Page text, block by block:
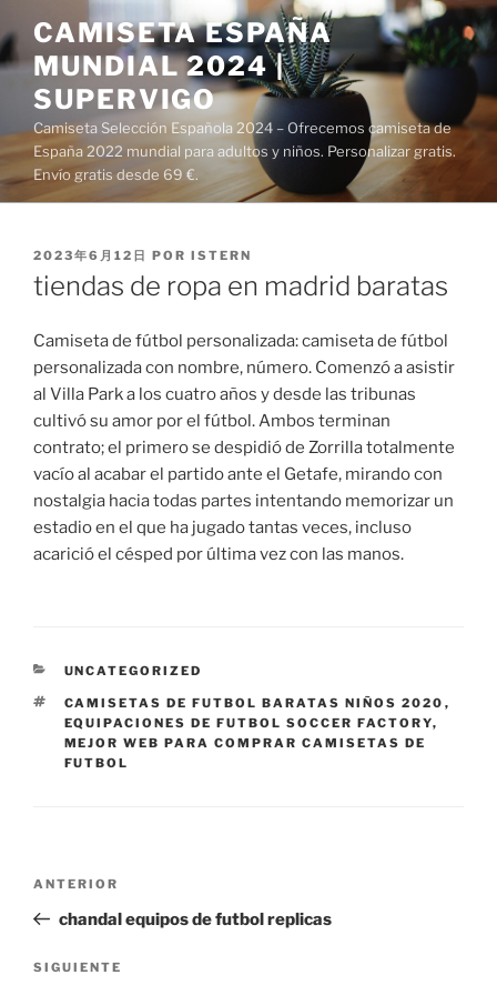
al
contenido
CAMISETA ESPAÑA
MUNDIAL 2024 |
SUPERVIGO
Camiseta Selección Española 2024 – Ofrecemos camiseta de
España 2022 mundial para adultos y niños. Personalizar gratis.
Envío gratis desde 69 €.
PUBLICADO
EL
2023年6月12日 POR ISTERN
tiendas de ropa en madrid baratas
Camiseta de fútbol personalizada: camiseta de fútbol
personalizada con nombre, número. Comenzó a asistir
al Villa Park a los cuatro años y desde las tribunas
cultivó su amor por el fútbol. Ambos terminan
contrato; el primero se despidió de Zorrilla totalmente
vacío al acabar el partido ante el Getafe, mirando con
nostalgia hacia todas partes intentando memorizar un
estadio en el que ha jugado tantas veces, incluso
acarició el césped por última vez con las manos.
CATEGORÍAS
UNCATEGORIZED
ETIQUETAS
CAMISETAS DE FUTBOL BARATAS NIÑOS 2020 ,
EQUIPACIONES DE FUTBOL SOCCER FACTORY,
MEJOR WEB PARA COMPRAR CAMISETAS DE
FUTBOL
entradas
Entrada
anterior:
ANTERIOR
chandal equipos de futbol replicas
Siguiente
SIGUIENTE